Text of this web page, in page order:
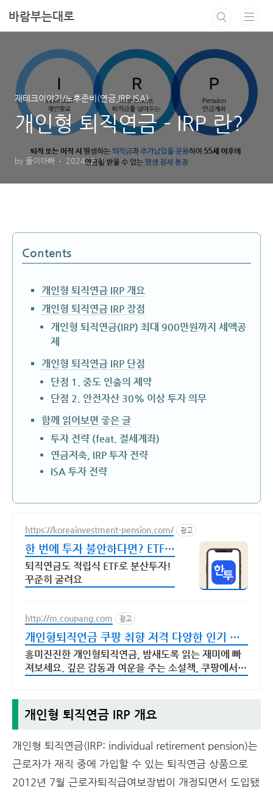
바람부는대로
재테크이야기/노후준비(연금,IRP,ISA)
개인형 퇴직연금 - IRP 란?
by 돌이아빠 2024. 2. 1.
Contents
개인형 퇴직연금 IRP 개요
개인형 퇴직연금 IRP 장점
개인형 퇴직연금(IRP) 최대 900만원까지 세액공
제
개인형 퇴직연금 IRP 단점
단점 1. 중도 인출의 제약
단점 2. 안전자산 30% 이상 투자 의무
함께 읽어보면 좋은 글
투자 전략 (feat. 절세계좌)
연금저축, IRP 투자 전략
ISA 투자 전략
https://koreainvestment-pension.com/ 광고
한 번에 투자 불안하다면? ETF
거래수수료 무료
퇴직연금도 적립식 ETF로 분산투자!
꾸준히 굴려요
http://m.coupang.com 광고
개인형퇴직연금 쿠팡 취향 저격 다양한 인기 소
설
흥미진진한 개인형퇴직연금, 밤새도록 읽는 재미에 빠
져보세요. 깊은 감동과 여운을 주는 소설책, 쿠팡에서
개인형 퇴직연금 IRP 개요
개인형 퇴직연금(IRP: individual retirement pension)는
근로자가 재직 중에 가입할 수 있는 퇴직연금 상품으로
2012년 7월 근로자퇴직급여보장법이 개정되면서 도입됐